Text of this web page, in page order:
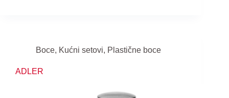
Boce, Kućni setovi, Plastične boce
ADLER